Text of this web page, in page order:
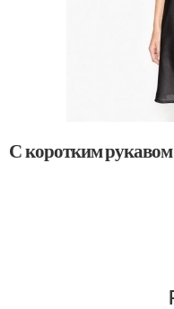
С коротким рукавом